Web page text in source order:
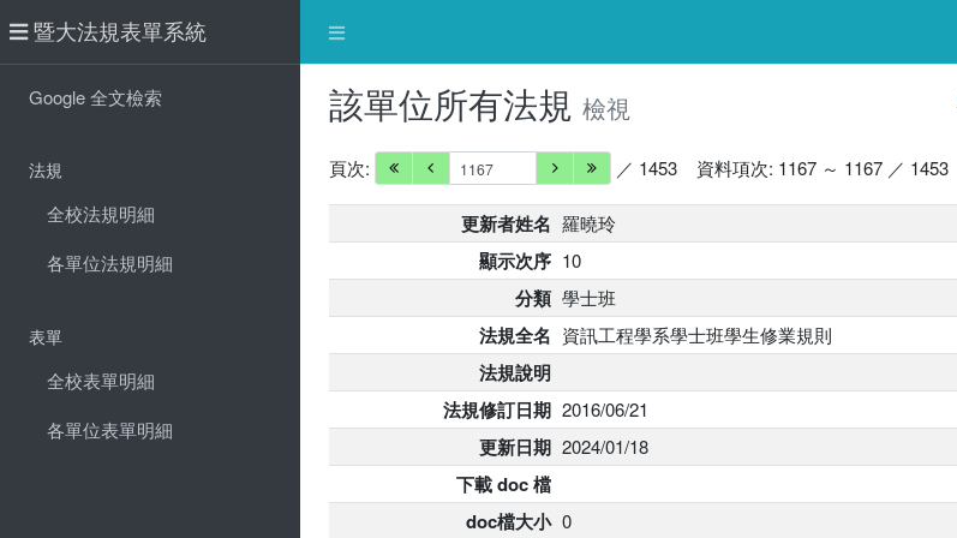
暨大法規表單系統
Google 全文檢索
法規
全校法規明細
各單位法規明細
表單
全校表單明細
各單位表單明細
該單位所有法規 檢視
頁次: ／ 1453 資料項次: 1167 ～ 1167 ／ 1453
更新者姓名 羅曉玲
顯示次序 10
分類 學士班
法規全名 資訊工程學系學士班學生修業規則
法規說明
法規修訂日期 2016/06/21
更新日期 2024/01/18
下載 doc 檔
doc檔大小 0